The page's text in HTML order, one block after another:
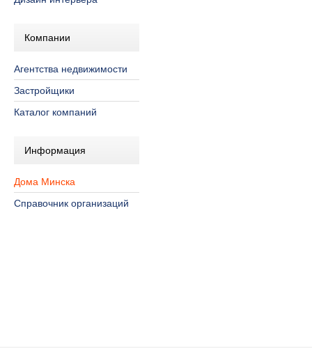
Компании
Агентства недвижимости
Застройщики
Каталог компаний
Информация
Дома Минска
Справочник организаций